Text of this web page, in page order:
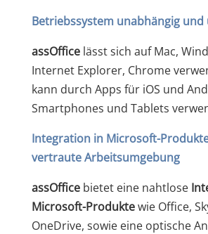
Betriebssystem unabhängig und
assOfficelässt sich auf Mac,
Internet Explorer, Chrome
kann durch Apps für iOS und
Smartphones und Tablets
Integration in Microsoft-
vertraute Arbeitsumgebung
assOfficebietet eine nahtlose
Microsoft-Produktewie Office,
OneDrive, sowie eine optische